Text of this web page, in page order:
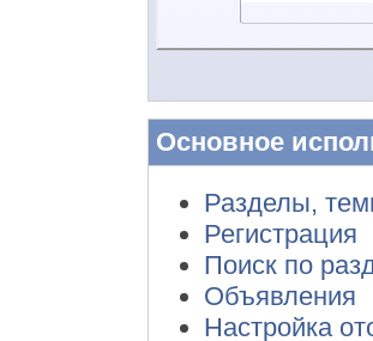
Основное
Разделы,
Регистрация
Поиск по
Объявления
Настройка